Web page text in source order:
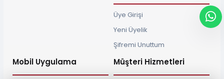
Üye Girişi
Yeni Üyelik
Şifremi Unuttum
Mobil Uygulama Müşteri Hizmetleri